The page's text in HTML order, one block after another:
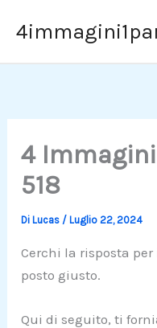
4 Immagini
518
DiLucas /Luglio 22, 2024
Cerchi la risposta
posto giusto.
Qui di seguito, ti